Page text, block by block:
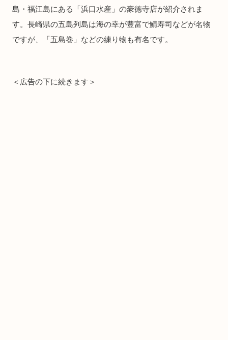
島・福江島にある「浜口水産」の豪徳寺店が紹介されま
す。長崎県の五島列島は海の幸が豊富で鯖寿司などが名物
ですが、「五島巻」などの練り物も有名です。
＜広告の下に続きます＞